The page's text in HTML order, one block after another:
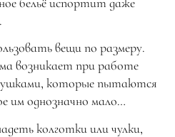
вещи по размеру.
возникает при работе
которые пытаются
им однозначно мало…
колготки или чулки,